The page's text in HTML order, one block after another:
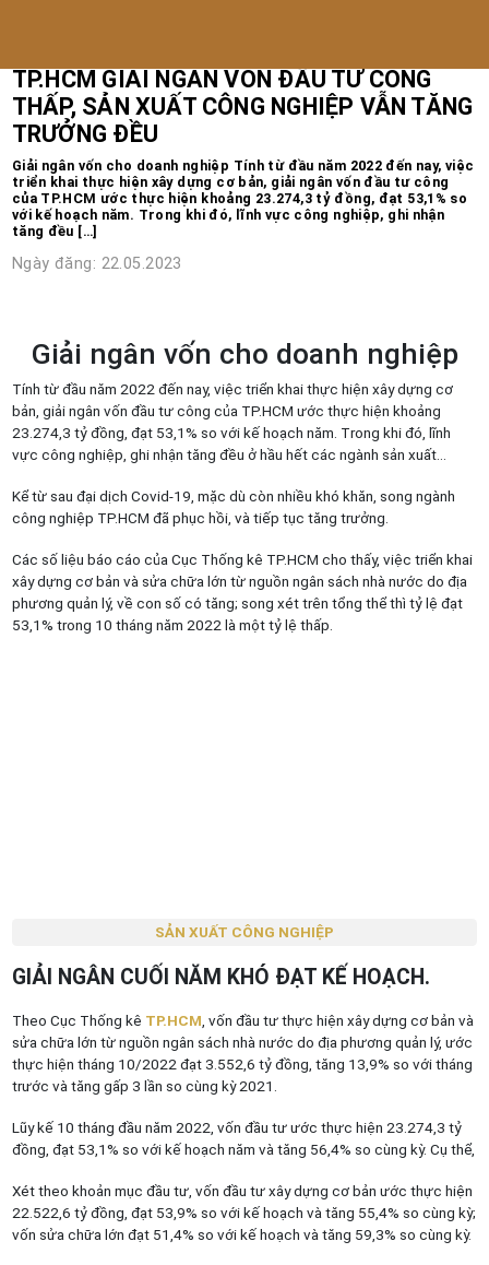
TP.HCM GIẢI NGÂN VỐN ĐẦU TƯ CÔNG
THẤP, SẢN XUẤT CÔNG NGHIỆP VẪN TĂNG
TRƯỞNG ĐỀU
Giải ngân vốn cho doanh nghiệp Tính từ đầu năm 2022 đến nay, việc
triển khai thực hiện xây dựng cơ bản, giải ngân vốn đầu tư công
của TP.HCM ước thực hiện khoảng 23.274,3 tỷ đồng, đạt 53,1% so
với kế hoạch năm. Trong khi đó, lĩnh vực công nghiệp, ghi nhận
tăng đều […]
Ngày đăng: 22.05.2023
Giải ngân vốn cho doanh nghiệp
Tính từ đầu năm 2022 đến nay, việc triển khai thực hiện xây dựng cơ
bản, giải ngân vốn đầu tư công của TP.HCM ước thực hiện khoảng
23.274,3 tỷ đồng, đạt 53,1% so với kế hoạch năm. Trong khi đó, lĩnh
vực công nghiệp, ghi nhận tăng đều ở hầu hết các ngành sản xuất…
Kể từ sau đại dịch Covid-19, mặc dù còn nhiều khó khăn, song ngành
công nghiệp TP.HCM đã phục hồi, và tiếp tục tăng trưởng.
Các số liệu báo cáo của Cục Thống kê TP.HCM cho thấy, việc triển khai
xây dựng cơ bản và sửa chữa lớn từ nguồn ngân sách nhà nước do địa
phương quản lý, về con số có tăng; song xét trên tổng thể thì tỷ lệ đạt
53,1% trong 10 tháng năm 2022 là một tỷ lệ thấp.
SẢN XUẤT CÔNG NGHIỆP
GIẢI NGÂN CUỐI NĂM KHÓ ĐẠT KẾ HOẠCH.
Theo Cục Thống kê TP.HCM , vốn đầu tư thực hiện xây dựng cơ bản và
sửa chữa lớn từ nguồn ngân sách nhà nước do địa phương quản lý, ước
thực hiện tháng 10/2022 đạt 3.552,6 tỷ đồng, tăng 13,9% so với tháng
trước và tăng gấp 3 lần so cùng kỳ 2021.
Lũy kế 10 tháng đầu năm 2022, vốn đầu tư ước thực hiện 23.274,3 tỷ
đồng, đạt 53,1% so với kế hoạch năm và tăng 56,4% so cùng kỳ. Cụ thể,
Xét theo khoản mục đầu tư, vốn đầu tư xây dựng cơ bản ước thực hiện
22.522,6 tỷ đồng, đạt 53,9% so với kế hoạch và tăng 55,4% so cùng kỳ;
vốn sửa chữa lớn đạt 51,4% so với kế hoạch và tăng 59,3% so cùng kỳ.